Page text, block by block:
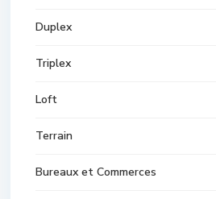
Duplex
Triplex
Loft
Terrain
Bureaux et Commerces